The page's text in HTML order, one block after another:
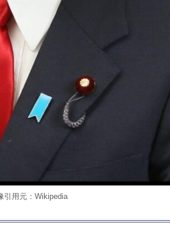
引用元：Wikipedia